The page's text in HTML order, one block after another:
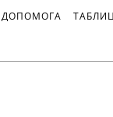
ДОПОМОГА